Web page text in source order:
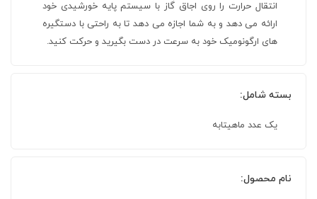
انتقال حرارت را روی اجاق گاز با سیستم پایه خورشیدی خود
ارائه می دهد و به شما اجازه می دهد تا به راحتی با دستگیره
های ارگونومیک خود به سرعت در دست بگیرید و حرکت کنید.
بسته شامل:
یک عدد ماهیتابه
نام محصول: